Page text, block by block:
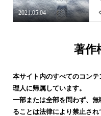
2021.05.04
著作
本サイト内のすべてのコン
理人に帰属しています。
一部または全部を問わず、
ることは法律により禁止され